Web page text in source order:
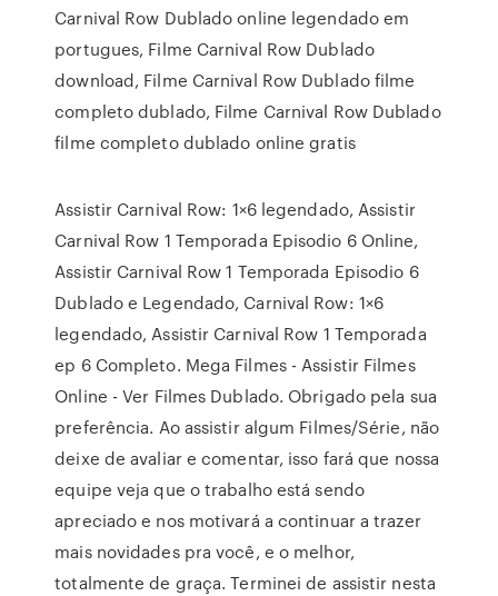
Carnival Row Dublado online legendado em
portugues, Filme Carnival Row Dublado
download, Filme Carnival Row Dublado filme
completo dublado, Filme Carnival Row Dublado
filme completo dublado online gratis
Assistir Carnival Row: 1×6 legendado, Assistir
Carnival Row 1 Temporada Episodio 6 Online,
Assistir Carnival Row 1 Temporada Episodio 6
Dublado e Legendado, Carnival Row: 1×6
legendado, Assistir Carnival Row 1 Temporada
ep 6 Completo. Mega Filmes - Assistir Filmes
Online - Ver Filmes Dublado. Obrigado pela sua
preferência. Ao assistir algum Filmes/Série, não
deixe de avaliar e comentar, isso fará que nossa
equipe veja que o trabalho está sendo
apreciado e nos motivará a continuar a trazer
mais novidades pra você, e o melhor,
totalmente de graça. Terminei de assistir nesta